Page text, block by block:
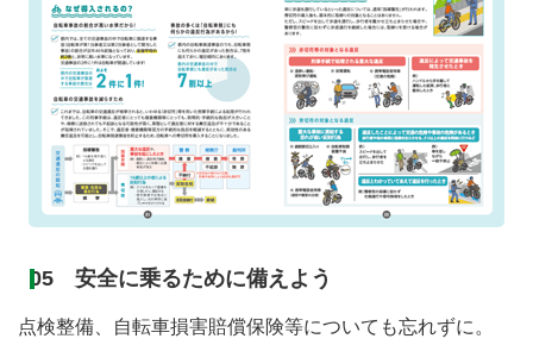
05 安全に乗るために備えよう
点検整備、自転車損害賠償保険等についても忘れずに。